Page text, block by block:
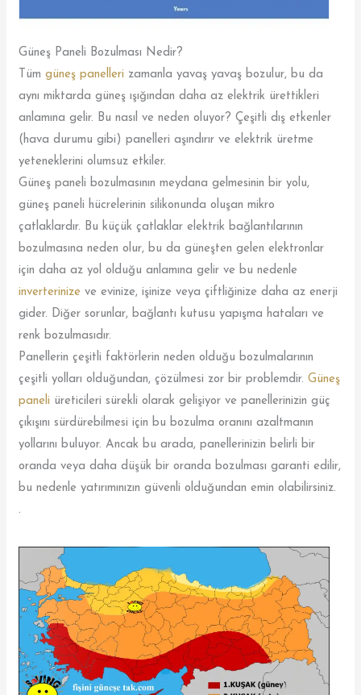
Güneş Paneli Bozulması Nedir?
Tümgüneş panelleri zamanla yavaş yavaş bozulur, bu da
aynı miktarda güneş ışığından daha az elektrik ürettikleri
anlamına gelir. Bu nasıl ve neden oluyor? Çeşitli dış etkenler
(hava durumu gibi) panelleri aşındırır ve elektrik üretme
yeteneklerini olumsuz etkiler.
Güneş paneli bozulmasının meydana gelmesinin bir yolu,
güneş paneli hücrelerinin silikonunda oluşan mikro
çatlaklardır. Bu küçük çatlaklar elektrik bağlantılarının
bozulmasına neden olur, bu da güneşten gelen elektronlar
için daha az yol olduğu anlamına gelir ve bu nedenle
inverterinize ve evinize, işinize veya çiftliğinize daha az enerji
gider. Diğer sorunlar, bağlantı kutusu yapışma hataları ve
renk bozulmasıdır.
Panellerin çeşitli faktörlerin neden olduğu bozulmalarının
çeşitli yolları olduğundan, çözülmesi zor bir problemdir.Güneş
paneli üreticileri sürekli olarak gelişiyor ve panellerinizin güç
çıkışını sürdürebilmesi için bu bozulma oranını azaltmanın
yollarını buluyor. Ancak bu arada, panellerinizin belirli bir
oranda veya daha düşük bir oranda bozulması garanti edilir,
bu nedenle yatırımınızın güvenli olduğundan emin olabilirsiniz.
.